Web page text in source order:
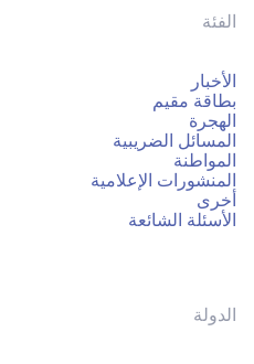
الفئة
الأخبار
بطاقة مقيم
الهجرة
المسائل الضريبية
المواطنة
المنشورات الإعلامية
أخرى
الأسئلة الشائعة
الدولة